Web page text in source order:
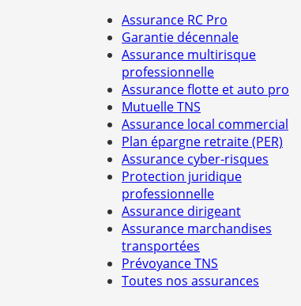
Assurance RC Pro
Garantie décennale
Assurance multirisque
professionnelle
Assurance flotte et auto pro
Mutuelle TNS
Assurance local commercial
Plan épargne retraite (PER)
Assurance cyber-risques
Protection juridique
professionnelle
Assurance dirigeant
Assurance marchandises
transportées
Prévoyance TNS
Toutes nos assurances